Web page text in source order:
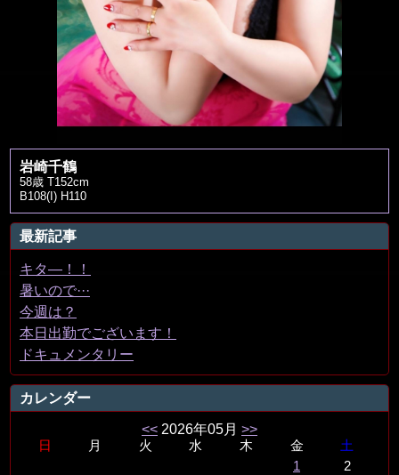
岩崎千鶴
58歳 T152cm
B108(I) H110
最新記事
キタ―！！
暑いので···
今週は？
本日出勤でございます！
ドキュメンタリー
カレンダー
<< 2026年05月 >>
日 月 火 水 木 金
土
1
2